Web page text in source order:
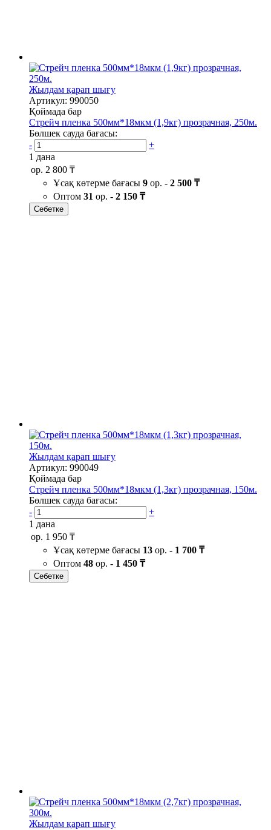
Жылдам қарап шығу
Артикул: 990050
Қоймада бар
Стрейч пленка 500мм*18мкм (1,9кг) прозрачная, 250м.
Бөлшек сауда бағасы:
-
+
1 дана
ор. 2 800 ₸
Ұсақ көтерме бағасы 9 ор. - 2 500 ₸
Оптом 31 ор. - 2 150 ₸
Себетке
Жылдам қарап шығу
Артикул: 990049
Қоймада бар
Стрейч пленка 500мм*18мкм (1,3кг) прозрачная, 150м.
Бөлшек сауда бағасы:
-
+
1 дана
ор. 1 950 ₸
Ұсақ көтерме бағасы 13 ор. - 1 700 ₸
Оптом 48 ор. - 1 450 ₸
Себетке
Жылдам қарап шығу